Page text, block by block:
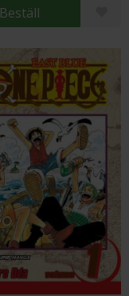
Beställ